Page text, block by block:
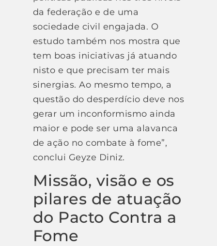
da federação e de uma
sociedade civil engajada. O
estudo também nos mostra que
tem boas iniciativas já atuando
nisto e que precisam ter mais
sinergias. Ao mesmo tempo, a
questão do desperdício deve nos
gerar um inconformismo ainda
maior e pode ser uma alavanca
de ação no combate à fome”,
conclui Geyze Diniz.
Missão, visão e os
pilares de atuação
do Pacto Contra a
Fome